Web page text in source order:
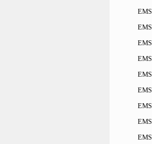
EMS
EMS
EMS
EMS
EMS
EMS
EMS
EMS
EMS